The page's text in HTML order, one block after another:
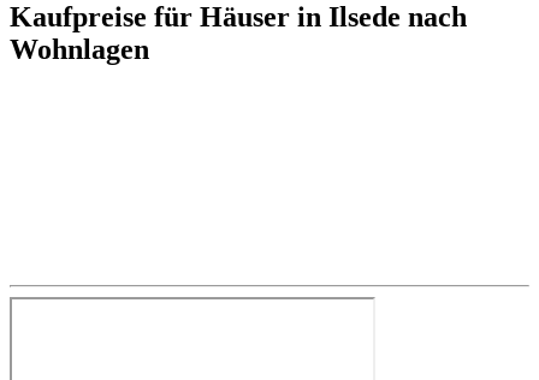
Kaufpreise für Häuser in Ilsede nach
Wohnlagen